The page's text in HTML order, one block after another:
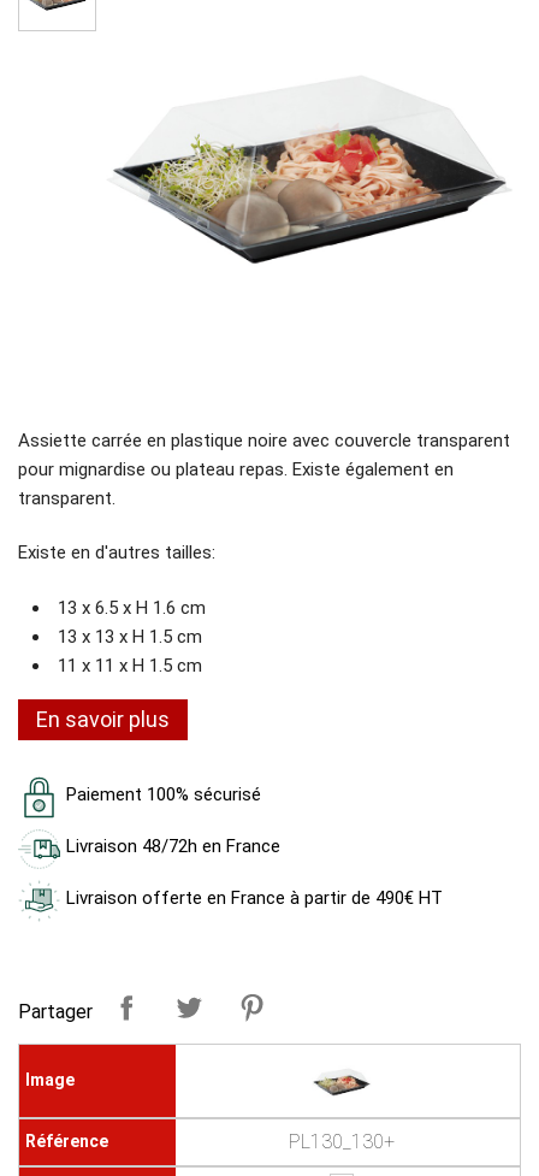
Assiette carrée en plastique noire avec couvercle transparent
pour mignardise ou plateau repas. Existe également en
transparent.
Existe en d'autres tailles:
13 x 6.5 x H 1.6 cm
13 x 13 x H 1.5 cm
11 x 11 x H 1.5 cm
En savoir plus
Paiement 100% sécurisé
Livraison 48/72h en France
Livraison offerte en France à partir de 490€ HT
Partager
PL130_130+